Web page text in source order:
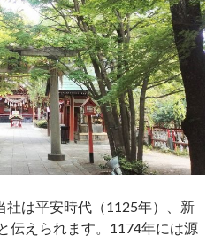
は平安時代（1125年）、新
伝えられます。1174年には源